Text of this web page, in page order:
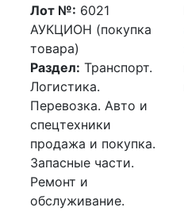
Лот №: 6021
АУКЦИОН (покупка
товара)
Раздел: Транспорт.
Логистика.
Перевозка. Авто и
спецтехники
продажа и покупка.
Запасные части.
Ремонт и
обслуживание.